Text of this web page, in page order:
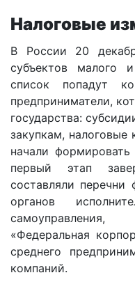
Налоговые
В России 20
субъектов малого
список попадут
предприниматели,
государства:
закупкам, налоговые
начали
первый этап
составляли перечни
органов
самоуправления,
«Федеральная
среднего
компаний.